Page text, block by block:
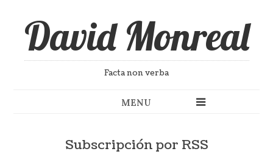
David Monreal
Facta non verba
MENU
Subscripción por RSS